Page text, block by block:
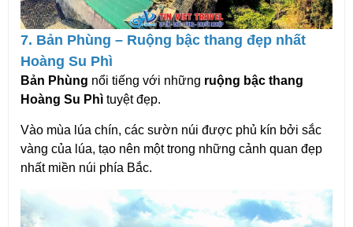
7. Bản Phùng – Ruộng bậc thang đẹp nhất
Hoàng Su Phì
Bản Phùng nổi tiếng với những ruộng bậc thang
Hoàng Su Phì tuyệt đẹp.
Vào mùa lúa chín, các sườn núi được phủ kín bởi sắc
vàng của lúa, tạo nên một trong những cảnh quan đẹp
nhất miền núi phía Bắc.